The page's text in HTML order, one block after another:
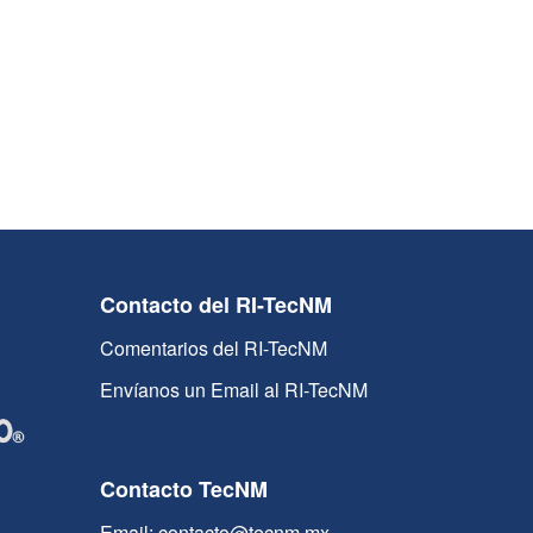
Contacto del RI-TecNM
Comentarios del RI-TecNM
Envíanos un Email al RI-TecNM
Contacto TecNM